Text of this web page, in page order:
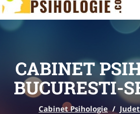
CABINET
BUCURESTI-
Cabinet Psihologie /